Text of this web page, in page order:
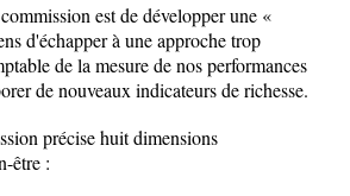
est de développer une «
d'échapper à une approche trop
de la mesure de nos performances
de nouveaux indicateurs de richesse.
précise huit dimensions
être :